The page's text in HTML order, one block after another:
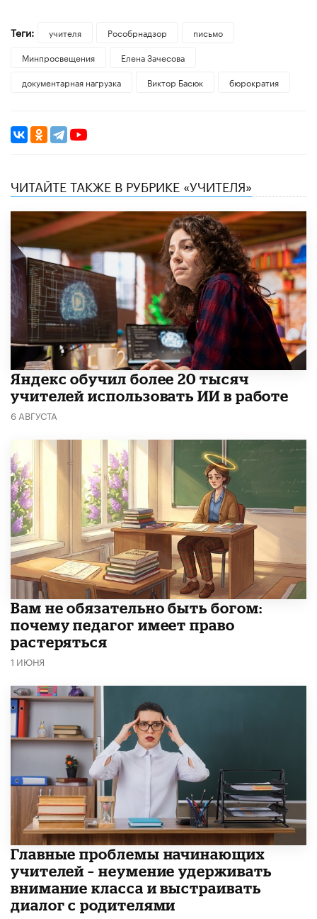
Теги: учителя Рособрнадзор
письмо
Минпросвещения
Елена Зачесова
документарная нагрузка
Виктор Басюк бюрократия
ЧИТАЙТЕ ТАКЖЕ В РУБРИКЕ «УЧИТЕЛЯ»
​Яндекс обучил более 20 тысяч
учителей использовать ИИ в работе
6 АВГУСТА
​Вам не обязательно быть богом:
почему педагог имеет право
растеряться
1 ИЮНЯ
Главные проблемы начинающих
учителей – неумение удерживать
внимание класса и выстраивать
диалог с родителями